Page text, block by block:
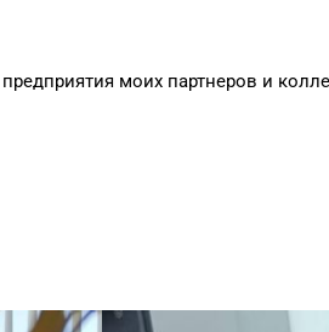
моих партнеров и